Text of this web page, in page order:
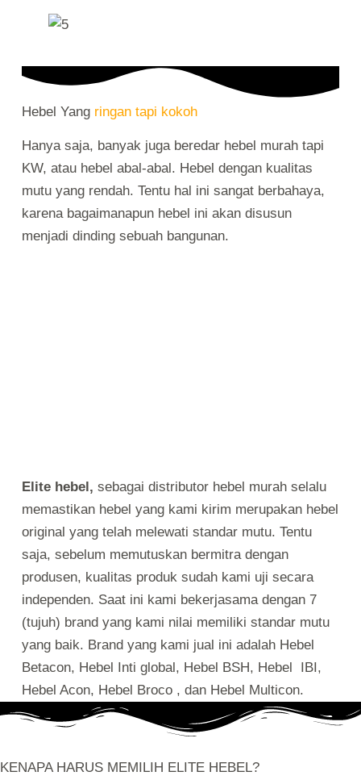
Hebel Yang ringan tapi kokoh
Hanya saja, banyak juga beredar hebel murah tapi
KW, atau hebel abal-abal. Hebel dengan kualitas
mutu yang rendah. Tentu hal ini sangat berbahaya,
karena bagaimanapun hebel ini akan disusun
menjadi dinding sebuah bangunan.
Elite hebel, sebagai distributor hebel murah selalu
memastikan hebel yang kami kirim merupakan hebel
original yang telah melewati standar mutu. Tentu
saja, sebelum memutuskan bermitra dengan
produsen, kualitas produk sudah kami uji secara
independen. Saat ini kami bekerjasama dengan 7
(tujuh) brand yang kami nilai memiliki standar mutu
yang baik. Brand yang kami jual ini adalah Hebel
Betacon, Hebel Inti global, Hebel BSH, Hebel IBI,
Hebel Acon, Hebel Broco , dan Hebel Multicon.
KENAPA HARUS MEMILIH ELITE HEBEL?